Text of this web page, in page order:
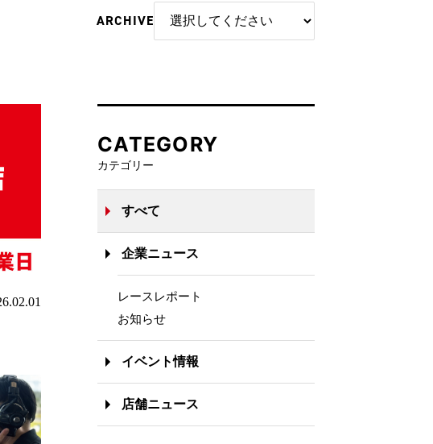
ARCHIVE
CATEGORY
カテゴリー
すべて
企業ニュース
レースレポート
お知らせ
イベント情報
店舗ニュース